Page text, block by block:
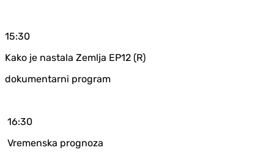
15:30
Kako je nastala Zemlja EP12 (R)
dokumentarni program
16:30
Vremenska prognoza